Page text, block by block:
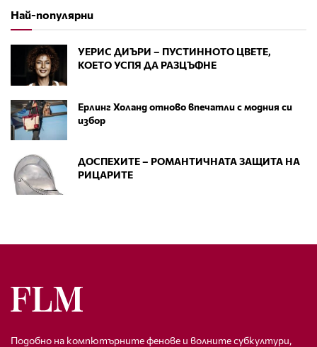
Най-популярни
УЕРИС ДИЪРИ – ПУСТИННОТО ЦВЕТЕ,
КОЕТО УСПЯ ДА РАЗЦЪФНЕ
Ерлинг Холанд отново впечатли с модния си
избор
ДОСПЕХИТЕ – РОМАНТИЧНАТА ЗАЩИТА НА
РИЦАРИТЕ
Подобно на компютърните фенове и волните субкултури,